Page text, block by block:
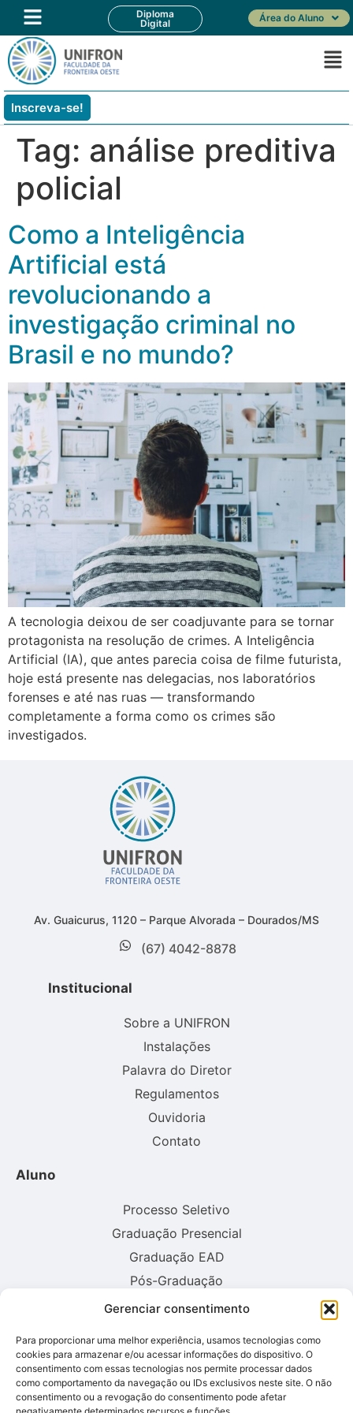
Gerenciar consentimento
Para proporcionar uma melhor experiência, usamos tecnologias como
cookies para armazenar e/ou acessar informações do dispositivo. O
consentimento com essas tecnologias nos permite processar dados
como comportamento da navegação ou IDs exclusivos neste site. O não
consentimento ou a revogação do consentimento pode afetar
Diploma
Digital
Área do Aluno
Inscreva-se!
Tag: análise preditiva
policial
Como a Inteligência
Artificial está
revolucionando a
investigação criminal no
Brasil e no mundo?
A tecnologia deixou de ser coadjuvante para se tornar
protagonista na resolução de crimes. A Inteligência
Artificial (IA), que antes parecia coisa de filme futurista,
hoje está presente nas delegacias, nos laboratórios
forenses e até nas ruas — transformando
completamente a forma como os crimes são
investigados.
Av. Guaicurus, 1120 – Parque Alvorada – Dourados/MS
(67) 4042-8878
Institucional
Sobre a UNIFRON
Instalações
Palavra do Diretor
Regulamentos
Ouvidoria
Contato
Aluno
Processo Seletivo
Graduação Presencial
Graduação EAD
Pós-Graduação
Consulte aqui o cadastro da instituição no sistema E-MEC: